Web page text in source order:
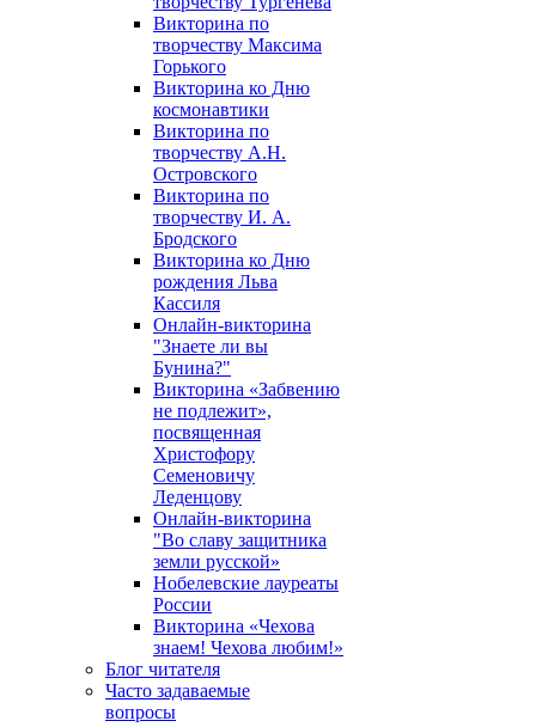
Викторина по
творчеству Максима
Горького
Викторина ко Дню
космонавтики
Викторина по
творчеству А.Н.
Островского
Викторина по
творчеству И. А.
Бродского
Викторина ко Дню
рождения Льва
Кассиля
Онлайн-викторина
"Знаете ли вы
Бунина?"
Викторина «Забвению
не подлежит»,
посвященная
Христофору
Семеновичу
Леденцову
Онлайн-викторина
"Во славу защитника
земли русской»
Нобелевские лауреаты
России
Викторина «Чехова
знаем! Чехова любим!»
Блог читателя
Часто задаваемые
вопросы